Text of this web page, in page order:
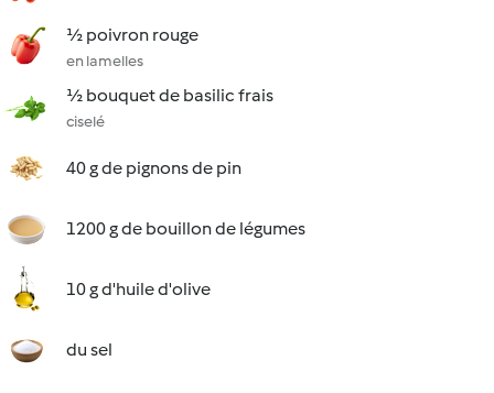
½ poivron rouge
en lamelles
½ bouquet de basilic frais
ciselé
40 g de pignons de pin
1200 g de bouillon de légumes
10 g d'huile d'olive
du sel